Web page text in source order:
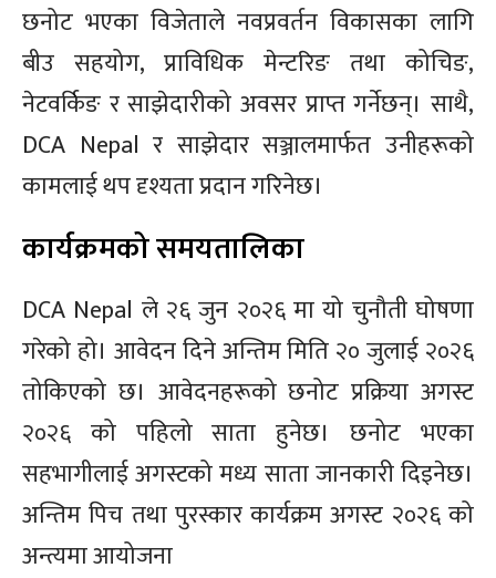
छनोट भएका विजेताले नवप्रवर्तन विकासका लागि
बीउ सहयोग, प्राविधिक मेन्टरिङ तथा कोचिङ,
नेटवर्किङ र साझेदारीको अवसर प्राप्त गर्नेछन्। साथै,
DCA Nepal र साझेदार सञ्जालमार्फत उनीहरूको
कामलाई थप दृश्यता प्रदान गरिनेछ।
कार्यक्रमको समयतालिका
DCA Nepal ले २६ जुन २०२६ मा यो चुनौती घोषणा
गरेको हो। आवेदन दिने अन्तिम मिति २० जुलाई २०२६
तोकिएको छ। आवेदनहरूको छनोट प्रक्रिया अगस्ट
२०२६ को पहिलो साता हुनेछ। छनोट भएका
सहभागीलाई अगस्टको मध्य साता जानकारी दिइनेछ।
अन्तिम पिच तथा पुरस्कार कार्यक्रम अगस्ट २०२६ को
अन्त्यमा आयोजना